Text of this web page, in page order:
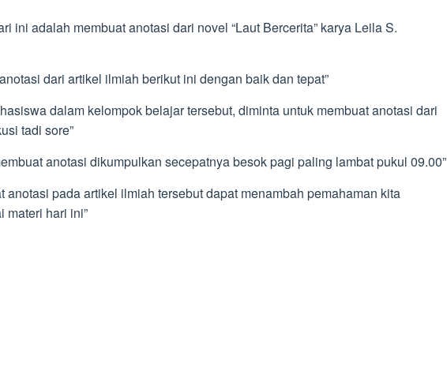
ini adalah membuat anotasi dari novel “Laut Bercerita” karya Leila S.
dari artikel ilmiah berikut ini dengan baik dan tepat”
dalam kelompok belajar tersebut, diminta untuk membuat anotasi dari
tadi sore”
anotasi dikumpulkan secepatnya besok pagi paling lambat pukul 09.00”
anotasi pada artikel ilmiah tersebut dapat menambah pemahaman kita
materi hari ini”